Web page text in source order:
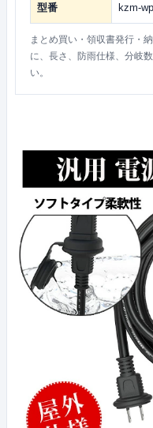
型番 kzm-
まとめ買い・領収書発行・
に、長さ、防雨仕様、分岐
い。